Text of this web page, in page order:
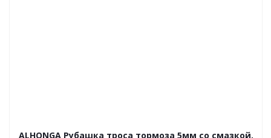
ALHONGA Рубашка троса тормоза 5мм со смазкой,